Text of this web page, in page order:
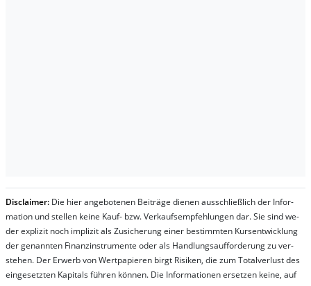
Dis­clai­mer: Die hier an­ge­bo­te­nen Bei­trä­ge die­nen aus­schließ­lich der In­for­
ma­t­ion und stel­len kei­ne Kauf- bzw. Ver­kaufs­em­pfeh­lung­en dar. Sie sind we­
der ex­pli­zit noch im­pli­zit als Zu­sich­er­ung ei­ner be­stim­mt­en Kurs­ent­wick­lung
der ge­nan­nt­en Fi­nanz­in­stru­men­te oder als Handl­ungs­auf­for­der­ung zu ver­
steh­en. Der Er­werb von Wert­pa­pier­en birgt Ri­si­ken, die zum To­tal­ver­lust des
ein­ge­setz­ten Ka­pi­tals füh­ren kön­nen. Die In­for­ma­tion­en er­setz­en kei­ne, auf